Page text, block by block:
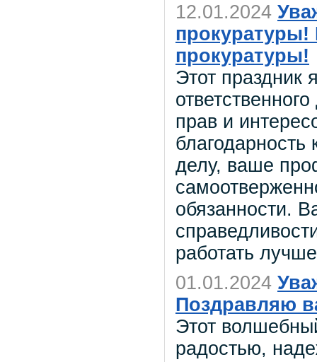
12.01.2024
прокуратуры!
Этот праздник
прав и
делу, ваше
обязанности.
работать лучше
01.01.2024
Поздравляю
Этот
радостью,